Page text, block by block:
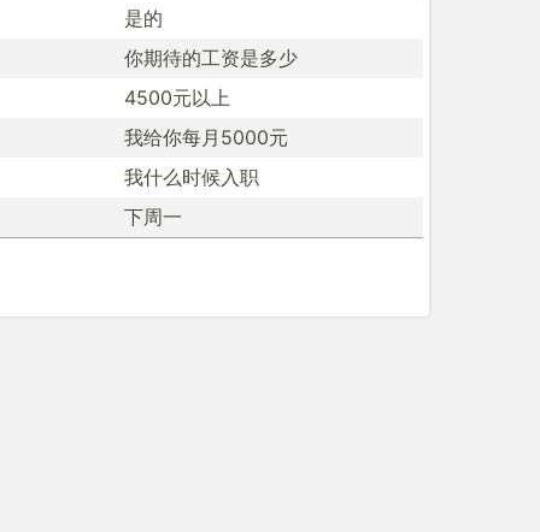
是的
你期待的工资是多少
4500元以上
我给你每月5000元
我什么时候入职
下周一